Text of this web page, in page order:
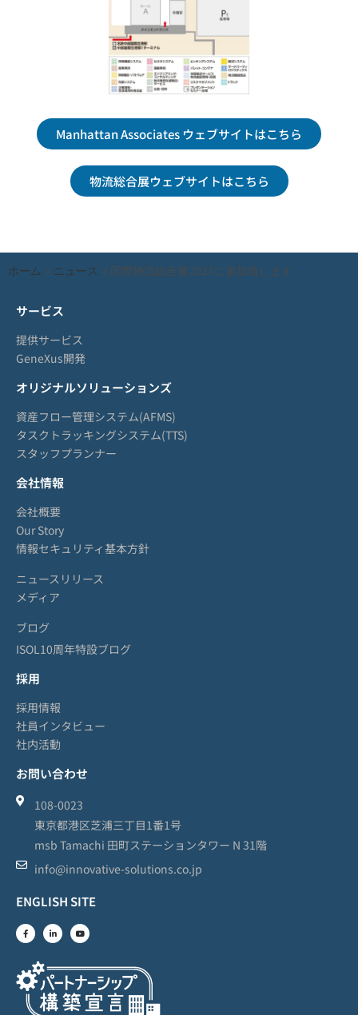
Manhattan Associates ウェブサイトはこちら
物流総合展ウェブサイトはこちら
ホーム » ニュース » 国際物流総合展2021に参加致します
サービス
提供サービス
GeneXus開発
オリジナルソリューションズ
資産フロー管理システム(AFMS)
タスクトラッキングシステム(TTS)
スタッフプランナー
会社情報
会社概要
Our Story
情報セキュリティ基本方針
ニュースリリース
メディア
ブログ
ISOL10周年特設ブログ
採用
採用情報
社員インタビュー
社内活動
お問い合わせ
108-0023
東京都港区芝浦三丁目1番1号
msb Tamachi 田町ステーションタワー N 31階
info@innovative-solutions.co.jp
ENGLISH SITE